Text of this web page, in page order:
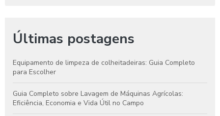
Últimas postagens
Equipamento de limpeza de colheitadeiras: Guia Completo
para Escolher
Guia Completo sobre Lavagem de Máquinas Agrícolas:
Eficiência, Economia e Vida Útil no Campo